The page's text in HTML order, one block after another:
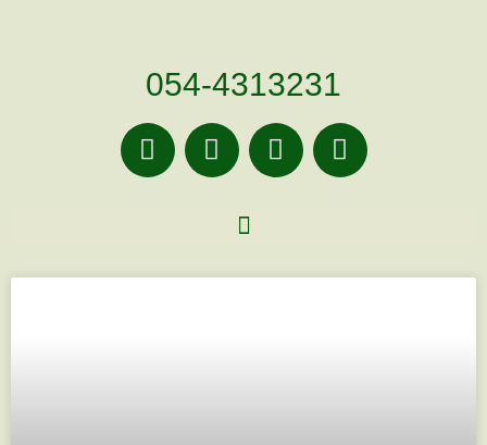
054-4313231